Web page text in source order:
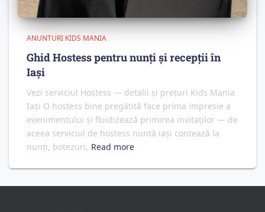
ANUNTURI KIDS MANIA
Ghid Hostess pentru nunți și recepții în
Iași
Vezi serviciul Hostess — detalii și prețuri Kids Mania
Iași O hostess bine pregătită face prima impresie a
evenimentului și fluidizează primirea invitaților — de
aceea serviciul de hostess nuntă iași contează la
nunți, botezuri, Read more